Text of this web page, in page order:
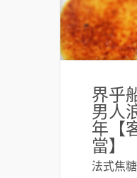
界乎
男人
年【
當】
法式焦